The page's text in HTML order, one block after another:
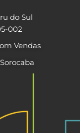
do Sul
002
Vendas